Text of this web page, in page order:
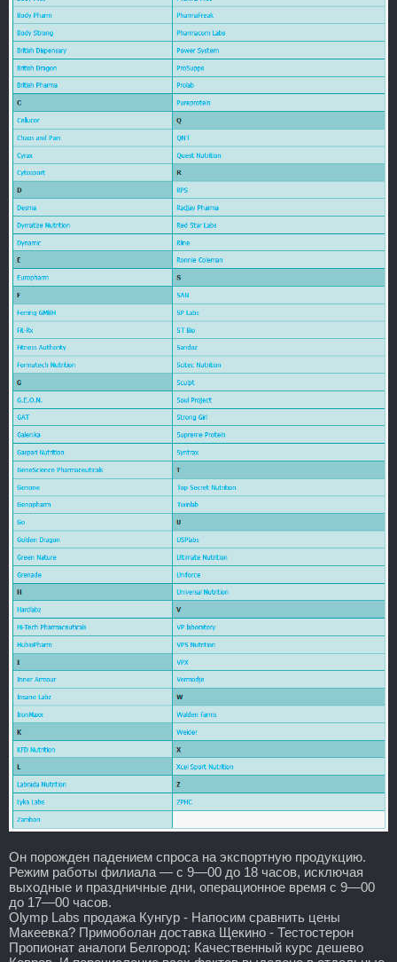
Он порожден падением спроса на экспортную продукцию.
Режим работы филиала — с 9—00 до 18 часов, исключая
выходные и праздничные дни, операционное время с 9—00
до 17—00 часов.
Olymp Labs продажа Кунгур - Напосим сравнить цены
Макеевка? Примоболан доставка Щекино - Тестостерон
Пропионат аналоги Белгород: Качественный курс дешево